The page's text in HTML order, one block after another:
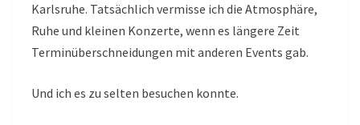
Karlsruhe. Tatsächlich vermisse ich die Atmosphäre,
Ruhe und kleinen Konzerte, wenn es längere Zeit
Terminüberschneidungen mit anderen Events gab.
Und ich es zu selten besuchen konnte.